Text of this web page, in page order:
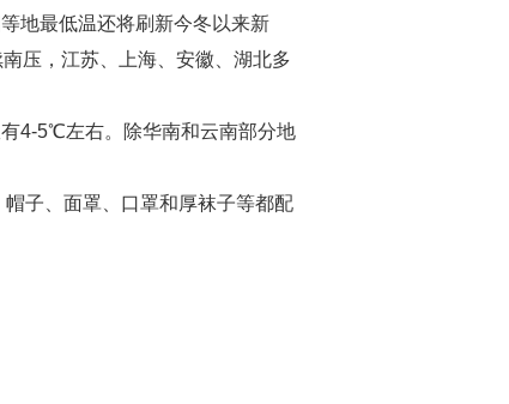
地最低温还将刷新今冬以来新
压，江苏、上海、安徽、湖北多
4-5℃左右。除华南和云南部分地
子、面罩、口罩和厚袜子等都配